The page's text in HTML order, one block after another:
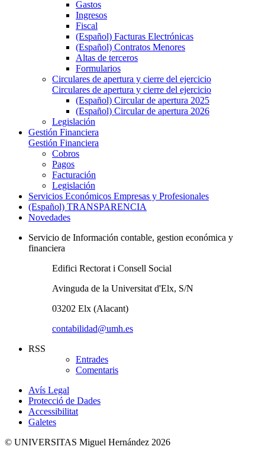
Gastos
Ingresos
Fiscal
(Español) Facturas Electrónicas
(Español) Contratos Menores
Altas de terceros
Formularios
Circulares de apertura y cierre del ejercicio
Circulares de apertura y cierre del ejercicio
(Español) Circular de apertura 2025
(Español) Circular de apertura 2026
Legislación
Gestión Financiera
Gestión Financiera
Cobros
Pagos
Facturación
Legislación
Servicios Económicos Empresas y Profesionales
(Español) TRANSPARENCIA
Novedades
Servicio de Información contable, gestion económica y
financiera
Edifici Rectorat i Consell Social
Avinguda de la Universitat d'Elx, S/N
03202 Elx (Alacant)
contabilidad@umh.es
RSS
Entrades
Comentaris
Avís Legal
Protecció de Dades
Accessibilitat
Galetes
© UNIVERSITAS Miguel Hernández 2026